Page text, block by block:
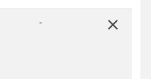
- close